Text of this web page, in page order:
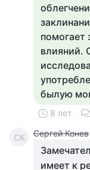
помогает
влияний.
былую
8 лет
СК Сергей Конев
имеет к